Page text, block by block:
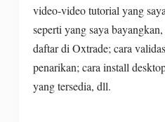
video-video tutorial yang
seperti yang saya
daftar di Oxtrade; cara
penarikan; cara install
yang tersedia, dll.